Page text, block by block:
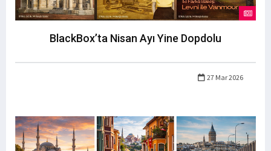
BlackBox’ta Nisan Ayı Yine Dopdolu
27 Mar 2026